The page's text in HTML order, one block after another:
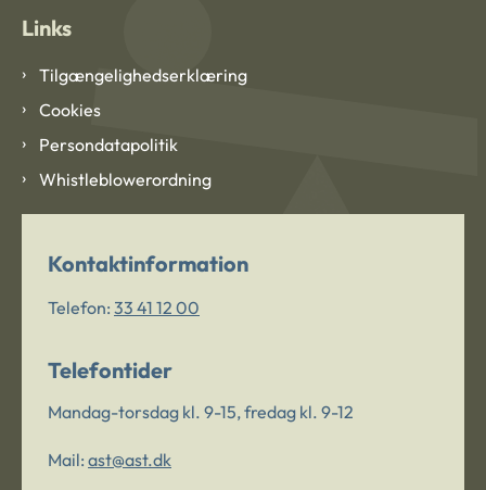
Links
Tilgængelighedserklæring
Cookies
Persondatapolitik
Whistleblowerordning
Kontaktinformation
Telefon: 33 41 12 00
Telefontider
Mandag-torsdag kl. 9-15, fredag kl. 9-12
Mail: ast@ast.dk